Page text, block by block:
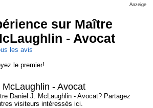
Anzeige
sur Maître
- Avocat
les avis
le premier!
- Avocat
Daniel J. McLaughlin - Avocat? Partagez
visiteurs intéressés ici.